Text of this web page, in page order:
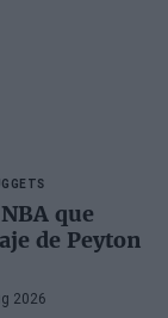
que
de Peyton
2026